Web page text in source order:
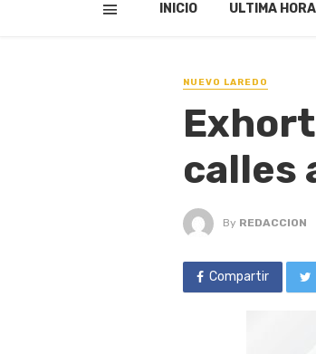
INICIO ULTIMA HORA
NUEVO LAREDO
calles
By REDACCION
Compartir